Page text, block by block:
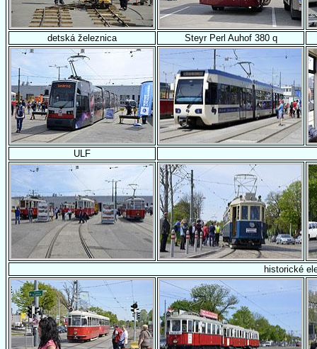
detská železnica Steyr Perl Auhof 380 q
ULF
historické